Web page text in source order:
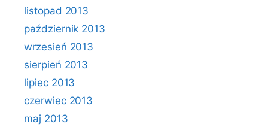
listopad 2013
październik 2013
wrzesień 2013
sierpień 2013
lipiec 2013
czerwiec 2013
maj 2013